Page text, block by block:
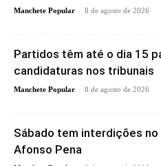
Manchete Popular - 8 de agosto de 2026
Partidos têm até o dia 15
candidaturas nos tribunais
Manchete Popular - 8 de agosto de 2026
Sábado tem interdições
Afonso Pena